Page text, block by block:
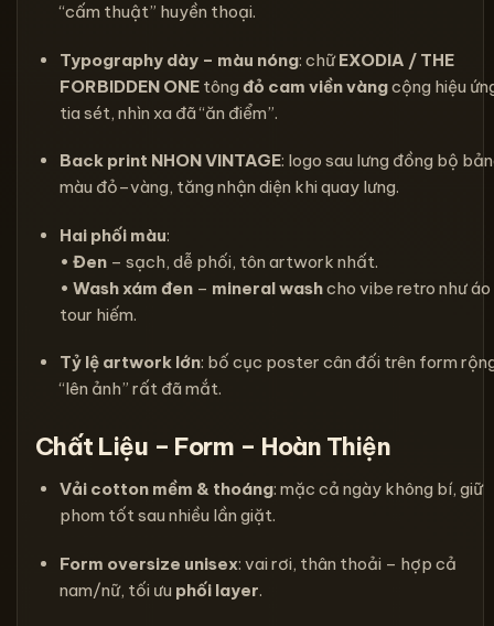
“cấm thuật” huyền thoại.
Typography dày – màu nóng: chữEXODIA / THE
FORBIDDEN ONE tông đỏ cam viền vàngcộng hiệu
tia sét, nhìn xa đã “ăn điểm”.
Back print NHON VINTAGE: logo sau lưng đồng bộ
màu đỏ–vàng, tăng nhận diện khi quay lưng.
Hai phối màu:
• Đen – sạch, dễ phối, tôn artwork nhất.
• Wash xám đen – mineral washcho vibe retro như áo
tour hiếm.
Tỷ lệ artwork lớn: bố cục poster cân đối trên form
“lên ảnh” rất đã mắt.
Chất Liệu – Form – Hoàn Thiện
Vải cotton mềm & thoáng: mặc cả ngày không bí, giữ
phom tốt sau nhiều lần giặt.
Form oversize unisex: vai rơi, thân thoải – hợp cả
nam/nữ, tối ưu phối layer.